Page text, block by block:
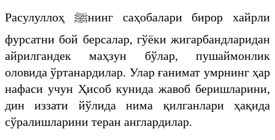
Расулуллоҳ ﷺнинг саҳобалари бирор хайрли
фурсатни бой берсалар, гўёки жигарбандларидан
айрилгандек маҳзун бўлар, пушаймонлик
оловида ўртанардилар. Улар ғанимат умрнинг ҳар
нафаси учун Ҳисоб кунида жавоб беришларини,
дин иззати йўлида нима қилганлари ҳақида
сўралишларини теран англардилар.